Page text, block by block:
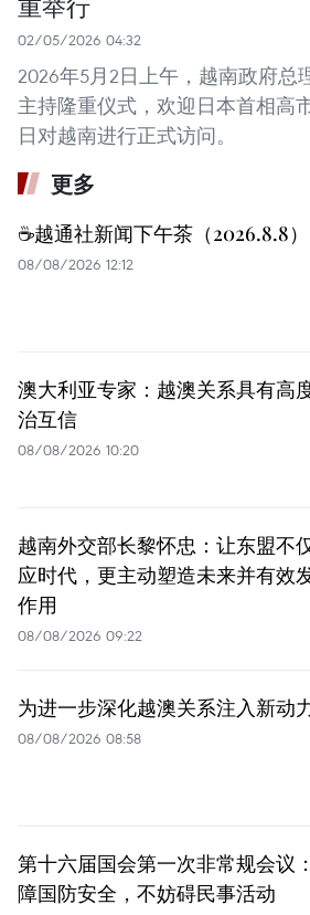
02/05/2026 04:32
2026年5月2日上午，越南政府总
主持隆重仪式，欢迎日本首相高
日对越南进行正式访问。
更多
☕️越通社新闻下午茶（2026.8.8）
08/08/2026 12:12
澳大利亚专家：越澳关系具有高
治互信
08/08/2026 10:20
越南外交部长黎怀忠：让东盟不
应时代，更主动塑造未来并有效
作用
08/08/2026 09:22
为进一步深化越澳关系注入新动
08/08/2026 08:58
第十六届国会第一次非常规会议
障国防安全，不妨碍民事活动